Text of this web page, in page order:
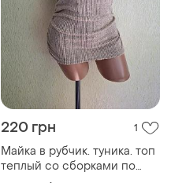
220 грн 1
Майка в рубчик. туника. топ
теплый со сборками по